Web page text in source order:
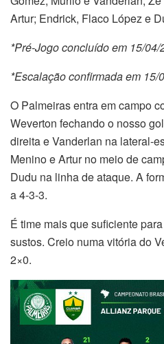
Artur; Endrick, Flaco López e
*Pré-Jogo concluído em 15/
*Escalação confirmada em
O Palmeiras entra em campo
Weverton fechando o nosso
direita e Vanderlan na lateral-
Menino e Artur no meio de
Dudu na linha de ataque. A
a 4-3-3.
É time mais que suficiente
sustos. Creio numa vitória do
2×0.